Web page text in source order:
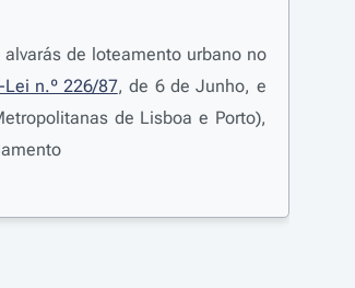
de loteamento urbano no
Lei n.º 226/87, de 6 de Junho, e
de Lisboa e Porto),